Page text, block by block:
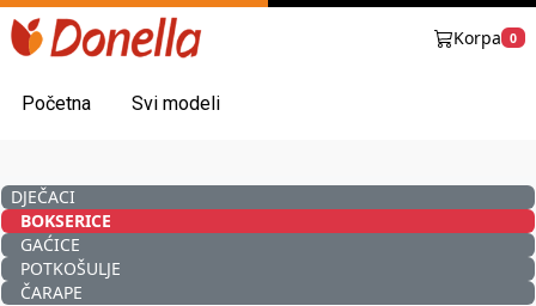
Korpa 0
Početna Svi modeli
DJEČACI
BOKSERICE
GAĆICE
POTKOŠULJE
ČARAPE